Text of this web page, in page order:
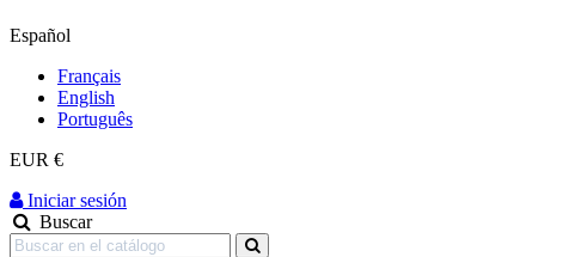
Español
Français
English
Português
EUR €
Iniciar sesión
Buscar